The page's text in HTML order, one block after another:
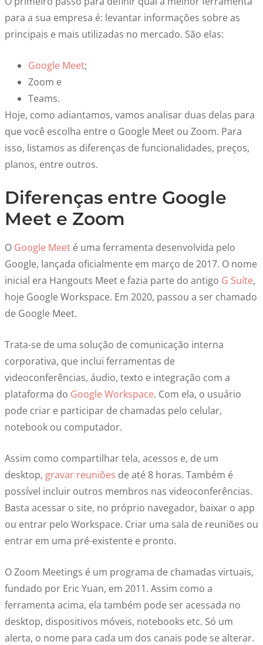
para a sua empresa é: levantar informações sobre as
principais e mais utilizadas no mercado. São elas:
Google Meet;
Zoom e
Teams.
Hoje, como adiantamos, vamos analisar duas delas para
que você escolha entre o Google Meet ou Zoom. Para
isso, listamos as diferenças de funcionalidades, preços,
planos, entre outros.
Diferenças entre Google
Meet e Zoom
O Google Meet é uma ferramenta desenvolvida pelo
Google, lançada oficialmente em março de 2017. O nome
inicial era Hangouts Meet e fazia parte do antigo G Suíte,
hoje Google Workspace. Em 2020, passou a ser chamado
de Google Meet.
Trata-se de uma solução de comunicação interna
corporativa, que inclui ferramentas de
videoconferências, áudio, texto e integração com a
plataforma do Google Workspace. Com ela, o usuário
pode criar e participar de chamadas pelo celular,
notebook ou computador.
Assim como compartilhar tela, acessos e, de um
desktop, gravar reuniões de até 8 horas. Também é
possível incluir outros membros nas videoconferências.
Basta acessar o site, no próprio navegador, baixar o app
ou entrar pelo Workspace. Criar uma sala de reuniões ou
entrar em uma pré-existente e pronto.
O Zoom Meetings é um programa de chamadas virtuais,
fundado por Eric Yuan, em 2011. Assim como a
ferramenta acima, ela também pode ser acessada no
desktop, dispositivos móveis, notebooks etc. Só um
alerta, o nome para cada um dos canais pode se alterar.